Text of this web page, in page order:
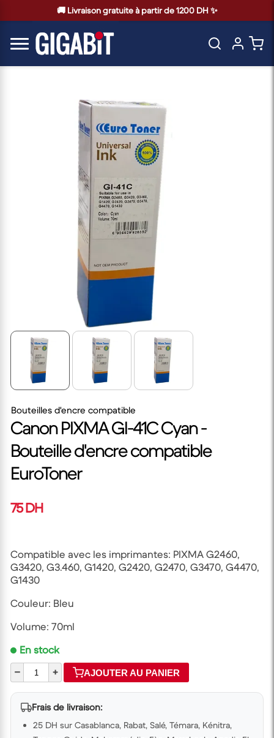
🚚 Livraison gratuite à partir de 1200 DH ✨
Bouteilles d'encre compatible
Canon PIXMA Gl-41C Cyan -
Bouteille d'encre compatible
EuroToner
75 DH
Compatible avec les imprimantes: PIXMA G2460,
G3420, G3.460, G1420, G2420, G2470, G3470, G4470,
G1430
Couleur: Bleu
Volume: 70ml
En stock
–
+ AJOUTER AU PANIER
Frais de livraison:
25 DH sur Casablanca, Rabat, Salé, Témara, Kénitra,